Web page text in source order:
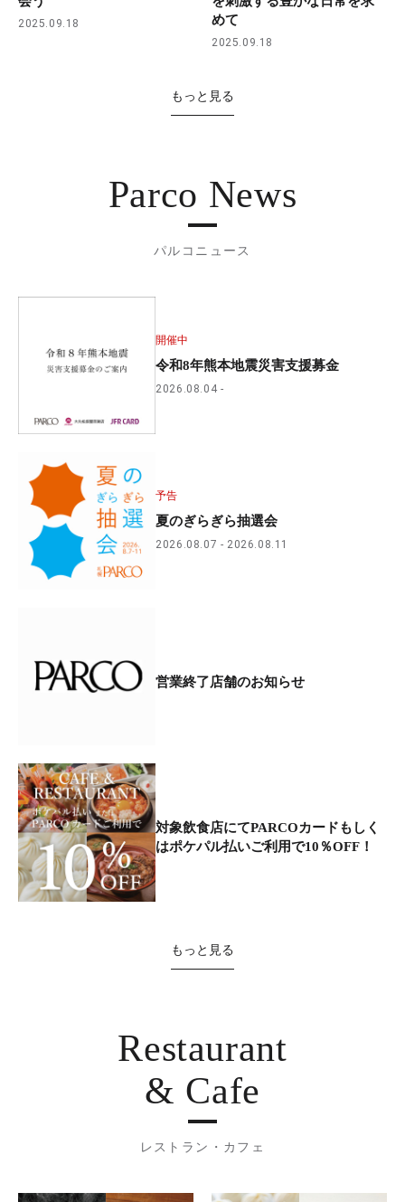
2025.09.18
めて
2025.09.18
もっと見る
Parco News
パルコニュース
開催中
令和8年熊本地震災害支援募金
2026.08.04
予告
夏のぎらぎら抽選会
2026.08.07 2026.08.11
営業終了店舗のお知らせ
対象飲食店にてPARCOカードもしく
はポケパル払いご利用で10％OFF！
もっと見る
Restaurant
& Cafe
レストラン・カフェ